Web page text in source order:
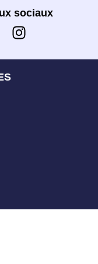
sociaux